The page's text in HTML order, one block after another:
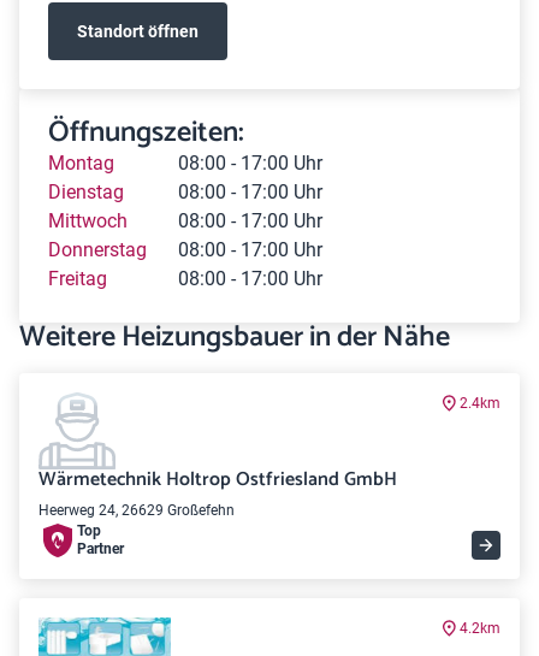
Standort öffnen
Öffnungszeiten:
Montag
08:00 - 17:00 Uhr
Dienstag
08:00 - 17:00 Uhr
Mittwoch
08:00 - 17:00 Uhr
Donnerstag
08:00 - 17:00 Uhr
Freitag
08:00 - 17:00 Uhr
Weitere Heizungsbauer in der Nähe
2.4km
Wärmetechnik Holtrop Ostfriesland GmbH
Heerweg 24, 26629 Großefehn
Top
Partner
4.2km